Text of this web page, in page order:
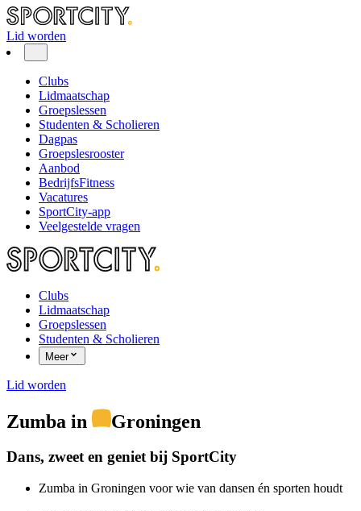
Lid worden
Clubs
Lidmaatschap
Groepslessen
Studenten & Scholieren
Dagpas
Groepslesrooster
Aanbod
BedrijfsFitness
Vacatures
SportCity-app
Veelgestelde vragen
Clubs
Lidmaatschap
Groepslessen
Studenten & Scholieren
Meer
Lid worden
Zumba in Groningen
Dans, zweet en geniet bij SportCity
Zumba in Groningen voor wie van dansen én sporten houdt